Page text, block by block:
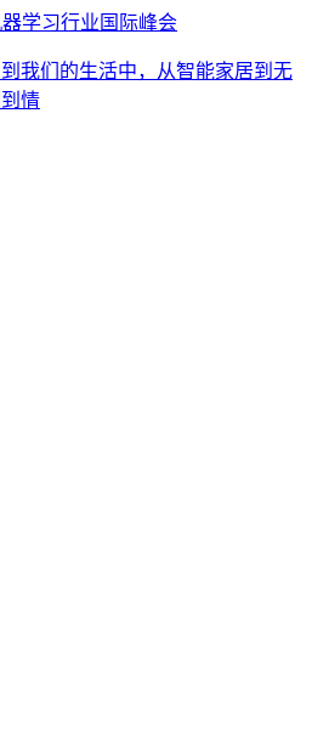
学习行业国际峰会
我们的生活中，从智能家居到无
情